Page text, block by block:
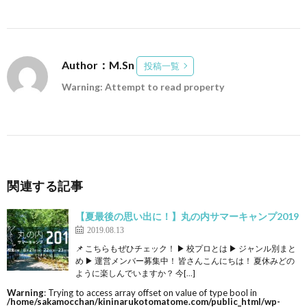
Author：M.Sn 投稿一覧
Warning: Attempt to read property
関連する記事
【夏最後の思い出に！】丸の内サマーキャンプ2019
2019.08.13
📌 こちらもぜひチェック！ ▶ 校プロとは ▶ ジャンル別まと
め ▶ 運営メンバー募集中！ 皆さんこんにちは！ 夏休みどの
ように楽しんでいますか？ 今[…]
Warning: Trying to access array offset on value of type bool in
/home/sakamocchan/kininarukotomatome.com/public_html/wp-